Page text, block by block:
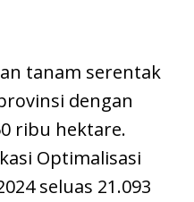
tanam serentak
dengan
ribu hektare.
Optimalisasi
seluas 21.093